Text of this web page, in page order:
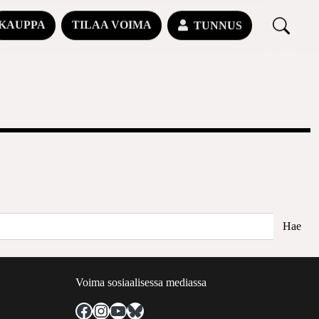
TILAA VOIMA TUNNUS
Voima sosiaalisessa mediassa
Facebook
Instagram
YouTube
Bluesky